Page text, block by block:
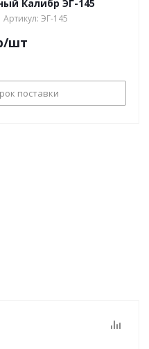
Калибр ЭГ-145
Артикул: ЭГ-145
/шт
поставки